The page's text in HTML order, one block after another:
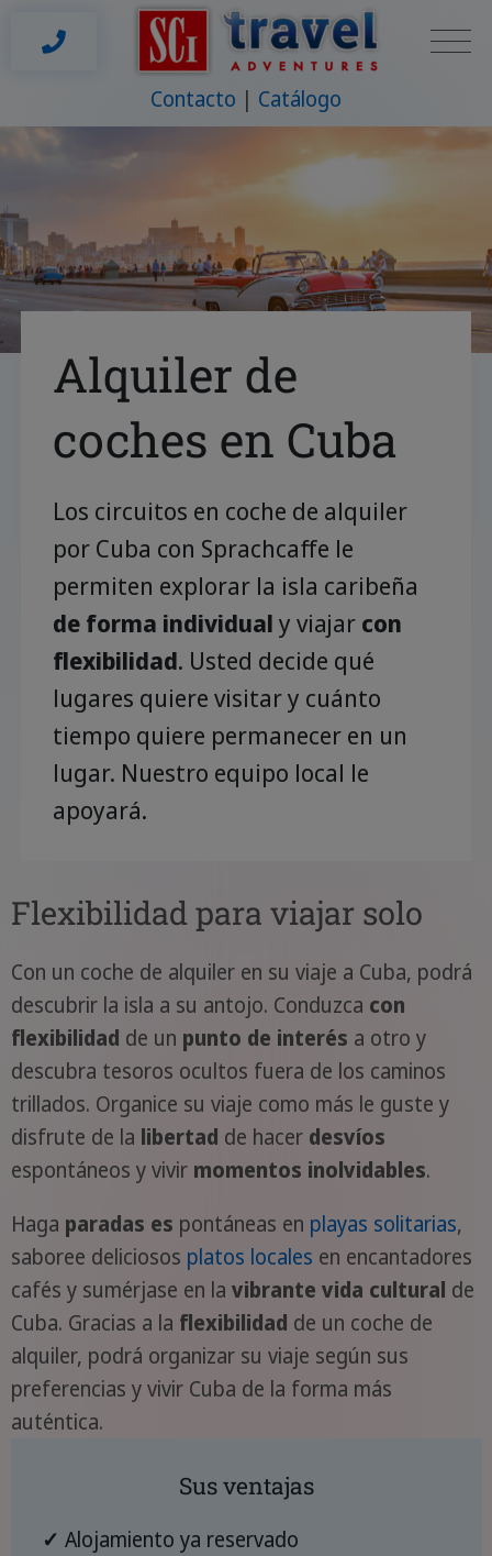
Contacto Catálogo
Alquiler de
coches en Cuba
Los circuitos en coche de alquiler
por Cuba con Sprachcaffe le
permiten explorar la isla caribeña
de forma individual y viajar con
flexibilidad. Usted decide qué
lugares quiere visitar y cuánto
tiempo quiere permanecer en un
lugar. Nuestro equipo local le
apoyará.
Flexibilidad para viajar solo
Con un coche de alquiler en su viaje a Cuba, podrá
descubrir la isla a su antojo. Conduzca con
flexibilidad de un punto de interés a otro y
descubra tesoros ocultos fuera de los caminos
trillados. Organice su viaje como más le guste y
disfrute de la libertad de hacer desvíos
espontáneos y vivir momentos inolvidables.
Haga paradas es pontáneas en playas solitarias,
saboree deliciosos platos locales en encantadores
cafés y sumérjase en la vibrante vida cultural de
Cuba. Gracias a la flexibilidad de un coche de
alquiler, podrá organizar su viaje según sus
preferencias y vivir Cuba de la forma más
auténtica.
Sus ventajas
✓ Alojamiento ya reservado